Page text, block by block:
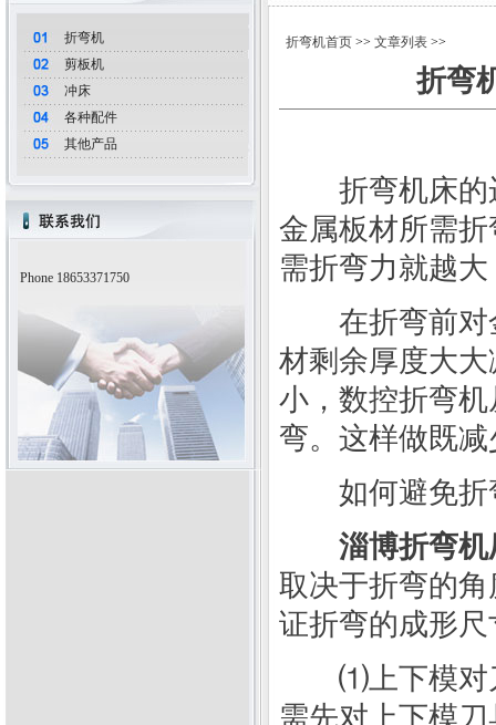
折弯机
剪板机
冲床
各种配件
其他产品
Phone 18653371750
折弯机首页 >> 文章列表 >>
折弯
折弯机床的运
金属板材所需
需折弯力就越
在折弯前对
材剩余厚度大
小，数控折弯
弯。这样做既
如何避免折
淄博折弯机
取决于折弯的
证折弯的成形
⑴上下模对刀
需先对上下模